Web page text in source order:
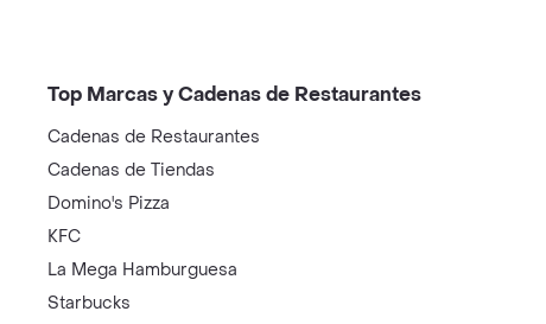
Top Marcas y Cadenas de Restaurantes
Cadenas de Restaurantes
Cadenas de Tiendas
Domino's Pizza
KFC
La Mega Hamburguesa
Starbucks